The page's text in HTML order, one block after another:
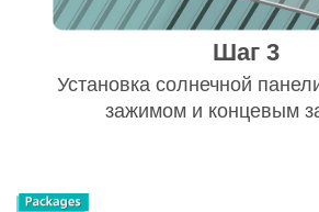
Шаг 3
Установка солнечной
зажимом и концевым